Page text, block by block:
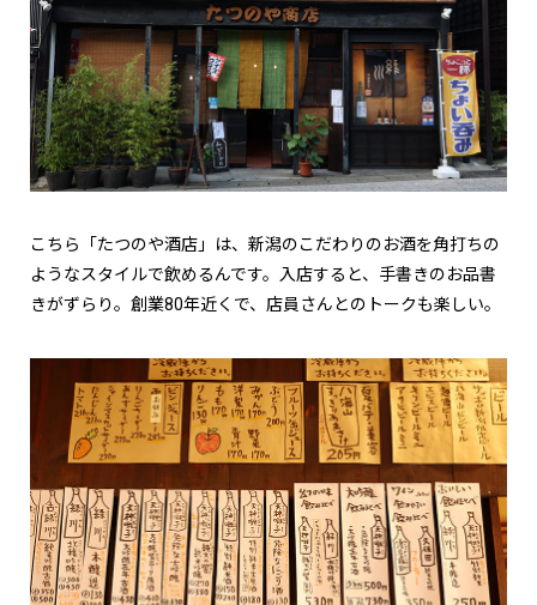
こちら「たつのや酒店」は、新潟のこだわりのお酒を角打ちの
ようなスタイルで飲めるんです。入店すると、手書きのお品書
きがずらり。創業80年近くで、店員さんとのトークも楽しい。